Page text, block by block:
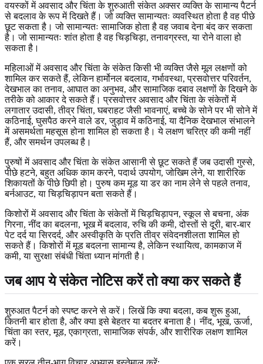
वयस्कों में अवसाद और चिंता के शुरुआती संकेत अक्सर व्यक्ति के सामान्य पैटर्न
से बदलाव के रूप में दिखते हैं। जो व्यक्ति सामान्यतः व्यवस्थित होता है वह पीछे
छूट सकता है। जो सामान्यतः सामाजिक होता है वह जवाब देना बंद कर सकता
है। जो सामान्यतः शांत होता है वह चिड़चिड़ा, तनावग्रस्त, या रोने वाला हो
सकता है।
महिलाओं में अवसाद और चिंता के संकेत किसी भी व्यक्ति जैसे मूल लक्षणों को
शामिल कर सकते हैं, लेकिन हार्मोनल बदलाव, गर्भावस्था, प्रसवोत्तर परिवर्तन,
देखभाल का तनाव, आघात का अनुभव, और सामाजिक दबाव लक्षणों के दिखने के
तरीके को आकार दे सकते हैं। प्रसवोत्तर अवसाद और चिंता के संकेतों में
लगातार उदासी, तीव्र चिंता, घबराहट जैसी भावनाएं, बच्चे के सोने पर भी सोने में
कठिनाई, घुसपैठ करने वाले डर, जुड़ाव में कठिनाई, या दैनिक देखभाल संभालने
में असमर्थता महसूस होना शामिल हो सकता है। ये लक्षण चरित्र की कमी नहीं
हैं, और समर्थन उपलब्ध है।
पुरुषों में अवसाद और चिंता के संकेत आसानी से छूट सकते हैं जब उदासी गुस्से,
पीछे हटने, बहुत अधिक काम करने, पदार्थ उपयोग, जोखिम लेने, या शारीरिक
शिकायतों के पीछे छिपी हो। पुरुष कम मूड या डर का नाम लेने से पहले तनाव,
बर्नआउट, या चिड़चिड़ापन बता सकते हैं।
किशोरों में अवसाद और चिंता के संकेतों में चिड़चिड़ापन, स्कूल से बचना, अंक
गिरना, नींद का बदलना, भूख में बदलाव, रुचि की कमी, दोस्तों से दूरी, बार-बार
पेट दर्द या सिरदर्द, और अस्वीकृति के प्रति तीव्र संवेदनशीलता शामिल हो
सकते हैं। किशोरों में मूड बदलना सामान्य है, लेकिन स्थायित्व, कामकाज में
कमी, या सुरक्षा संबंधी चिंता ध्यान मांगती है।
जब आप ये संकेत नोटिस करें तो क्या कर सकते हैं
शुरुआत पैटर्न को स्पष्ट करने से करें। लिखें कि क्या बदला, कब शुरू हुआ,
कितनी बार होता है, और क्या इसे बेहतर या बदतर बनाता है। नींद, भूख, ऊर्जा,
चिंता का स्तर, मूड, एकाग्रता, सामाजिक संपर्क, और शारीरिक लक्षण शामिल
करें।